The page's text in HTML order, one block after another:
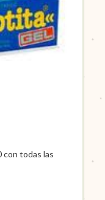
con todas las